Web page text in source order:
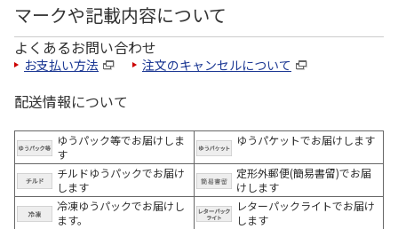
マークや記載内容について
よくあるお問い合わせ
お支払い方法 注文のキャンセルについて
配送情報について
ゆうパック等でお届けしま
す
ゆうパケットでお届けします
チルドゆうパックでお届け
します
定形外郵便(簡易書留)でお届
けします
冷凍ゆうパックでお届けし
ます。
レターパックライトでお届け
します